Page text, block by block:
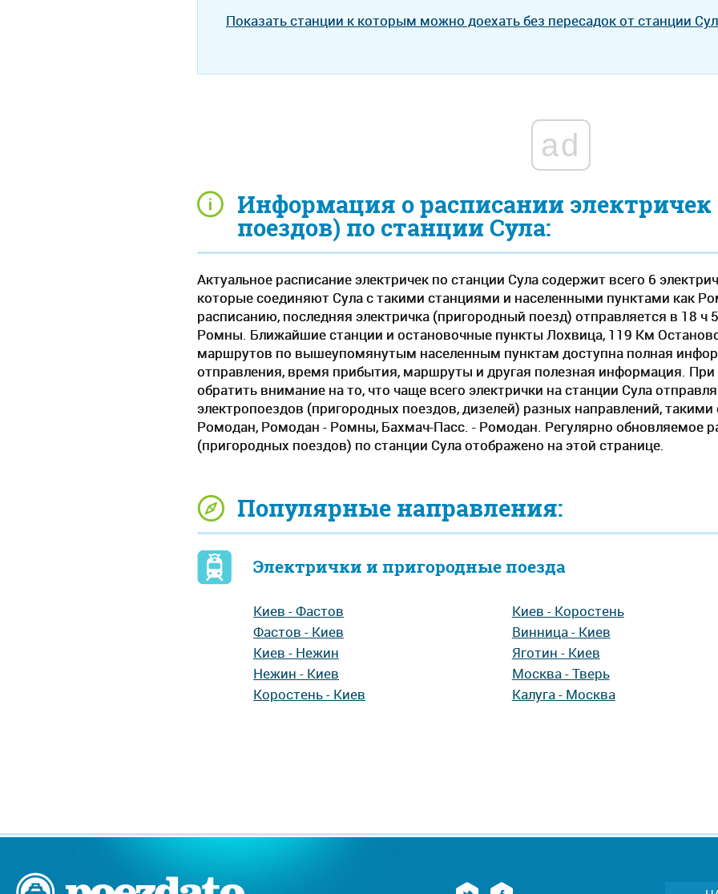
Информация о расписании
поездов) по станции Сула:
Актуальное расписание электричек по станции Сула содержит всего 6
которые соединяют Сула с такими станциями и населенными пунктами как
расписанию, последняя электричка (пригородный поезд) отправляется в 18 ч
Ромны. Ближайшие станции и остановочные пункты Лохвица, 119 Км
маршрутов по вышеупомянутым населенным пунктам доступна полная
отправления, время прибытия, маршруты и другая полезная информация. При
обратить внимание на то, что чаще всего электрички на станции Сула
электропоездов (пригородных поездов, дизелей) разных направлений,
Ромодан, Ромодан - Ромны, Бахмач-Пасс. - Ромодан. Регулярно обновляемое
(пригородных поездов) по станции Сула отображено на этой странице.
Популярные направления:
Электрички и пригородные поезда
Киев - Фастов
Фастов - Киев
Киев - Нежин
Нежин - Киев
Коростень - Киев
Киев - Коростень
Винница - Киев
Яготин - Киев
Москва - Тверь
Калуга - Москва
Показать станции к которым можно доехать без пересадок от станции
ad